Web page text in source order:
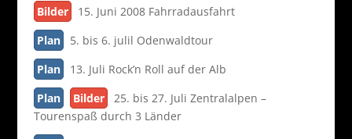
Bilder
15. Juni 2008 Fahrradausfahrt
Plan
5. bis 6. julil Odenwaldtour
Plan
13. Juli Rock’n Roll auf der Alb
Plan
Bilder
25. bis 27. Juli Zentralalpen –
Tourenspaß durch 3 Länder